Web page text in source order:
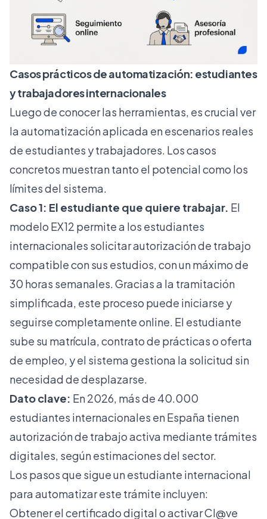
Casos prácticos de automatización: estudiantes
y trabajadores internacionales
Luego de conocer las herramientas, es crucial ver
la automatización aplicada en escenarios reales
de estudiantes y trabajadores. Los casos
concretos muestran tanto el potencial como los
límites del sistema.
Caso 1: El estudiante que quiere trabajar. El
modelo EX12 permite a los estudiantes
internacionales solicitar autorización de trabajo
compatible con sus estudios, con un máximo de
30 horas semanales. Gracias a la tramitación
simplificada, este proceso puede iniciarse y
seguirse completamente online. El estudiante
sube su matrícula, contrato de prácticas o oferta
de empleo, y el sistema gestiona la solicitud sin
necesidad de desplazarse.
Dato clave: En 2026, más de 40.000
estudiantes internacionales en España tienen
autorización de trabajo activa mediante trámites
digitales, según estimaciones del sector.
Los pasos que sigue un estudiante internacional
para automatizar este trámite incluyen:
Obtener el certificado digital o activar Cl@ve